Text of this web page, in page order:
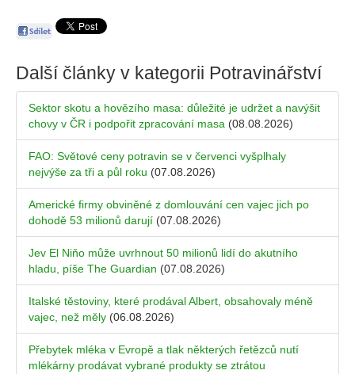
Další články v kategorii Potravinářství
Sektor skotu a hovězího masa: důležité je udržet a navýšit
chovy v ČR i podpořit zpracování masa (08.08.2026)
FAO: Světové ceny potravin se v červenci vyšplhaly
nejvýše za tři a půl roku (07.08.2026)
Americké firmy obviněné z domlouvání cen vajec jich po
dohodě 53 milionů darují (07.08.2026)
Jev El Niňo může uvrhnout 50 milionů lidí do akutního
hladu, píše The Guardian (07.08.2026)
Italské těstoviny, které prodával Albert, obsahovaly méně
vajec, než měly (06.08.2026)
Přebytek mléka v Evropě a tlak některých řetězců nutí
mlékárny prodávat vybrané produkty se ztrátou